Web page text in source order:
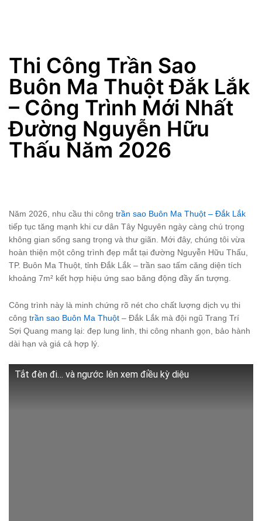
Thi Công Trần Sao
Buôn Ma Thuột Đắk Lắk
– Công Trình Mới Nhất
Đường Nguyễn Hữu
Thấu Năm 2026
Năm 2026, nhu cầu thi công trần sao Buôn Ma Thuột – Đắk Lắk
tiếp tục tăng mạnh khi cư dân Tây Nguyên ngày càng chú trọng
không gian sống sang trọng và thư giãn. Mới đây, chúng tôi vừa
hoàn thiện một công trình đẹp mắt tại đường Nguyễn Hữu Thấu,
TP. Buôn Ma Thuột, tỉnh Đắk Lắk – trần sao tấm căng diện tích
khoảng 7m² kết hợp hiệu ứng sao băng động đầy ấn tượng.
Công trình này là minh chứng rõ nét cho chất lượng dịch vụ thi
công trần sao Buôn Ma Thuột – Đắk Lắk mà đội ngũ Trang Trí
Sợi Quang mang lại: đẹp lung linh, thi công nhanh gọn, bảo hành
dài hạn và giá cả hợp lý.
Tắt đèn đi… và ngước lên xem điều kỳ diệu